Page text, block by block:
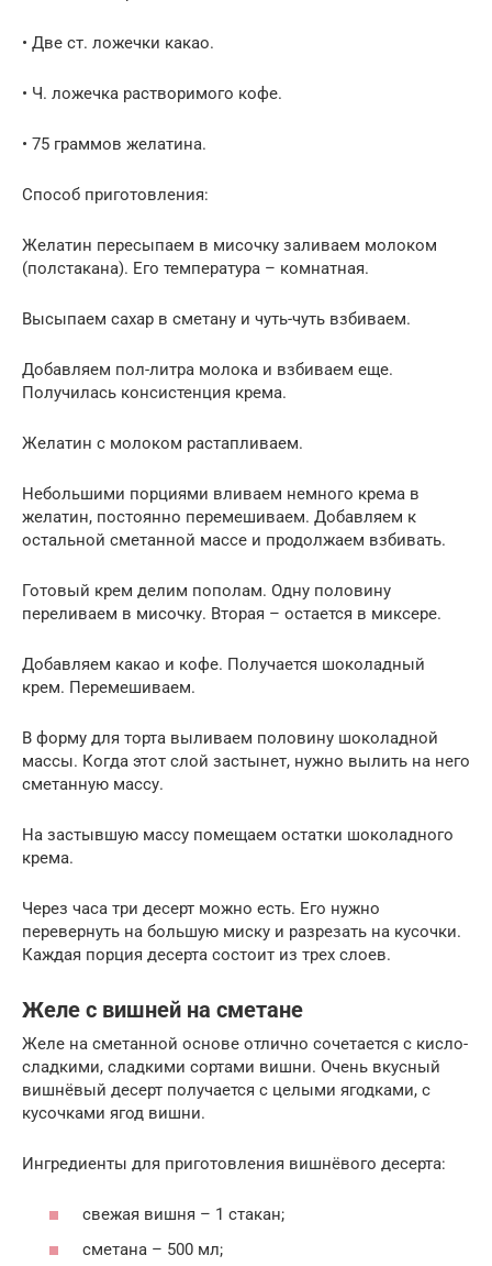
• Две ст. ложечки какао.
• Ч. ложечка растворимого кофе.
• 75 граммов желатина.
Способ приготовления:
Желатин пересыпаем в мисочку заливаем молоком
(полстакана). Его температура – комнатная.
Высыпаем сахар в сметану и чуть-чуть взбиваем.
Добавляем пол-литра молока и взбиваем еще.
Получилась консистенция крема.
Желатин с молоком растапливаем.
Небольшими порциями вливаем немного крема в
желатин, постоянно перемешиваем. Добавляем к
остальной сметанной массе и продолжаем взбивать.
Готовый крем делим пополам. Одну половину
переливаем в мисочку. Вторая – остается в миксере.
Добавляем какао и кофе. Получается шоколадный
крем. Перемешиваем.
В форму для торта выливаем половину шоколадной
массы. Когда этот слой застынет, нужно вылить на него
сметанную массу.
На застывшую массу помещаем остатки шоколадного
крема.
Через часа три десерт можно есть. Его нужно
перевернуть на большую миску и разрезать на кусочки.
Каждая порция десерта состоит из трех слоев.
Желе с вишней на сметане
Желе на сметанной основе отлично сочетается с кисло-
сладкими, сладкими сортами вишни. Очень вкусный
вишнёвый десерт получается с целыми ягодками, с
кусочками ягод вишни.
Ингредиенты для приготовления вишнёвого десерта:
свежая вишня – 1 стакан;
сметана – 500 мл;